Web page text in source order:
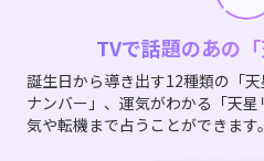
TVで話題のあの
誕生日から導き出す12種類の「
ナンバー」、運気がわかる「天
気や転機まで占うことができます。